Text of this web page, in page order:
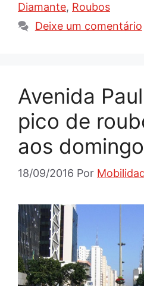
Diamante, Roubos
Deixe um comentário
Avenida
pico de
aos
18/09/2016 Por